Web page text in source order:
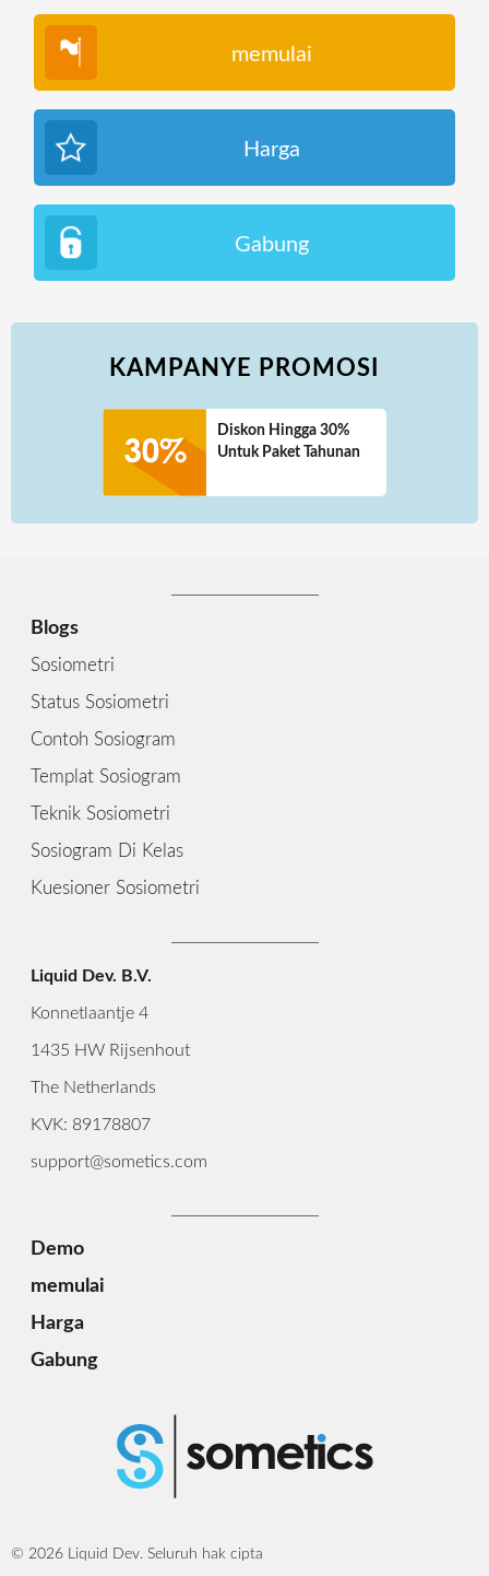
memulai
Harga
Gabung
KAMPANYE PROMOSI
Diskon Hingga 30%
Untuk Paket Tahunan
Blogs
Sosiometri
Status Sosiometri
Contoh Sosiogram
Templat Sosiogram
Teknik Sosiometri
Sosiogram Di Kelas
Kuesioner Sosiometri
Liquid Dev. B.V.
Konnetlaantje 4
1435 HW Rijsenhout
The Netherlands
KVK: 89178807
support@sometics.com
Demo
memulai
Harga
Gabung
© 2026 Liquid Dev. Seluruh hak cipta